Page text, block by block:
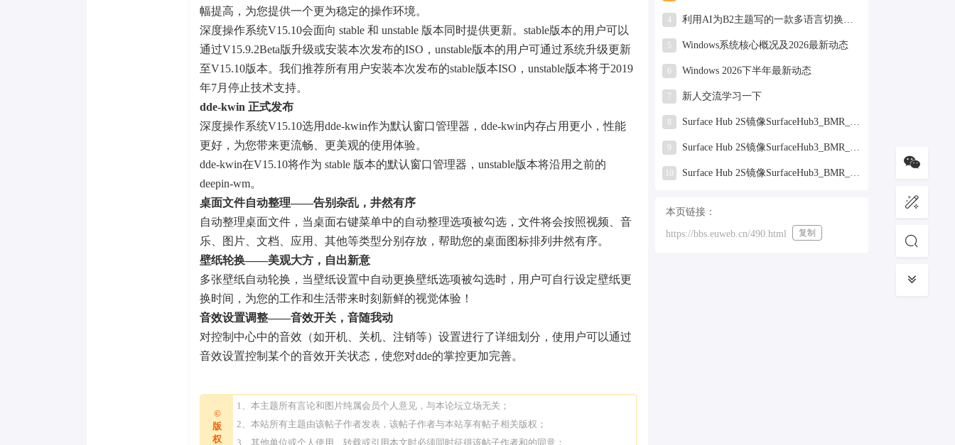
幅提高，为您提供一个更为稳定的操作环境。
深度操作系统V15.10会面向 stable 和 unstable 版本同时提供更新。stable版本的用户可以
通过V15.9.2Beta版升级或安装本次发布的ISO，unstable版本的用户可通过系统升级更新
至V15.10版本。我们推荐所有用户安装本次发布的stable版本ISO，unstable版本将于2019
年7月停止技术支持。
dde-kwin 正式发布
深度操作系统V15.10选用dde-kwin作为默认窗口管理器，dde-kwin内存占用更小，性能
更好，为您带来更流畅、更美观的使用体验。
dde-kwin在V15.10将作为 stable 版本的默认窗口管理器，unstable版本将沿用之前的
deepin-wm。
桌面文件自动整理——告别杂乱，井然有序
自动整理桌面文件，当桌面右键菜单中的自动整理选项被勾选，文件将会按照视频、音
乐、图片、文档、应用、其他等类型分别存放，帮助您的桌面图标排列井然有序。
壁纸轮换——美观大方，自出新意
多张壁纸自动轮换，当壁纸设置中自动更换壁纸选项被勾选时，用户可自行设定壁纸更
换时间，为您的工作和生活带来时刻新鲜的视觉体验！
音效设置调整——音效开关，音随我动
对控制中心中的音效（如开机、关机、注销等）设置进行了详细划分，使用户可以通过
音效设置控制某个的音效开关状态，使您对dde的掌控更加完善。
©
版
权
1、本主题所有言论和图片纯属会员个人意见，与本论坛立场无关；
2、本站所有主题由该帖子作者发表，该帖子作者与本站享有帖子相关版权；
3、其他单位或个人使用、转载或引用本文时必须同时征得该帖子作者和的同意；
腰也不酸了！
4 利用AI为B2主题写的一款多语言切换插件
5 Windows系统核心概况及2026最新动态
6 Windows 2026下半年最新动态
7 新人交流学习一下
8 Surface Hub 2S镜像SurfaceHub3_BMR_155000_2025.819.11244626.zip网盘下载
9 Surface Hub 2S镜像SurfaceHub3_BMR_155000_2025.319.9959381.zip网盘下载
10 Surface Hub 2S镜像SurfaceHub3_BMR_155000_2024.731.9330938.zip网盘下载
本页链接：
https://bbs.euweb.cn/490.html 复制